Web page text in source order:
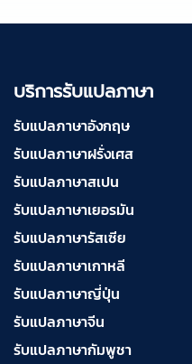
บริการรับแปลภาษา
รับแปลภาษาอังกฤษ
รับแปลภาษาฝรั่งเศส
รับแปลภาษาสเปน
รับแปลภาษาเยอรมัน
รับแปลภาษารัสเซีย
รับแปลภาษาเกาหลี
รับแปลภาษาญี่ปุ่น
รับแปลภาษาจีน
รับแปลภาษากัมพูชา